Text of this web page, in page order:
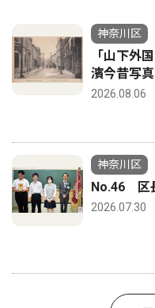
神奈川区
「山下外
濱今昔写
2026.08.06
神奈川区
No.46 区
2026.07.30